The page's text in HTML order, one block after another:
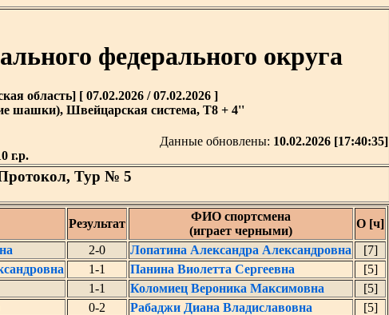
федерального округа
область] [ 07.02.2026 / 07.02.2026 ]
шашки), Швейцарская система, T8 + 4''
Данные обновлены: 10.02.2026 [17:40:35]
г.р.
Тур № 5
Результат
ФИО спортсмена
(играет черными)
О [ч]
2-0 Лопатина Александра Александровна
[7]
1-1 Панина Виолетта Сергеевна
[5]
1-1 Коломиец Вероника Максимовна
[5]
0-2 Рабаджи Диана Владиславовна
[5]